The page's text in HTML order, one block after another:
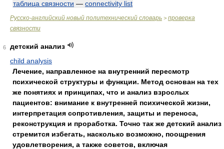
таблица связности — connectivity list
Русско-английский новый политехнический словарь > проверка
связности
6
детский анализ
child analysis
Лечение, направленное на внутренний пересмотр
психической структуры и функции. Метод основан на тех
же понятиях и принципах, что и анализ взрослых
пациентов: внимание к внутренней психической жизни,
интерпретация сопротивления, защиты и переноса,
реконструкция и проработка. Точно так же детский анализ
стремится избегать, насколько возможно, поощрения
удовлетворения, а также советов, включая